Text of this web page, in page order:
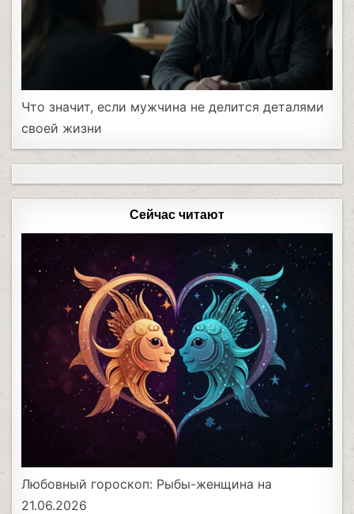
Что значит, если мужчина не делится деталями
своей жизни
Сейчас читают
Любовный гороскоп: Рыбы-женщина на
21.06.2026